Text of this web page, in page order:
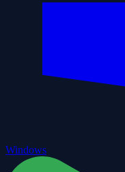
Windows